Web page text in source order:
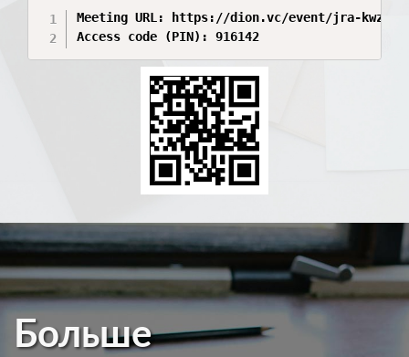
Meeting URL: https://dion.vc/event/jra-kwz-
Access code (PIN): 916142
Больше